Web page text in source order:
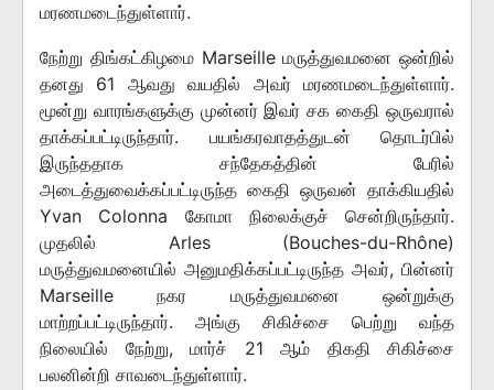
மரணமடைந்துள்ளார்.
நேற்று திங்கட்கிழமை Marseille மருத்துவமனை ஒன்றில்
தனது 61 ஆவது வயதில் அவர் மரணமடைந்துள்ளார்.
மூன்று வாரங்களுக்கு முன்னர் இவர் சக கைதி ஒருவரால்
தாக்கப்பட்டிருந்தார். பயங்கரவாதத்துடன் தொடர்பில்
இருந்ததாக சந்தேகத்தின் பேரில்
அடைத்துவைக்கப்பட்டிருந்த கைதி ஒருவன் தாக்கியதில்
Yvan Colonna கோமா நிலைக்குச் சென்றிருந்தார்.
முதலில் Arles (Bouches-du-Rhône)
மருத்துவமனையில் அனுமதிக்கப்பட்டிருந்த அவர், பின்னர்
Marseille நகர மருத்துவமனை ஒன்றுக்கு
மாற்றப்பட்டிருந்தார். அங்கு சிகிச்சை பெற்று வந்த
நிலையில் நேற்று, மார்ச் 21 ஆம் திகதி சிகிச்சை
பலனின்றி சாவடைந்துள்ளார்.